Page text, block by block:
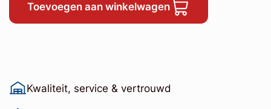
Toevoegen aan winkelwagen
Kwaliteit, service & vertrouwd